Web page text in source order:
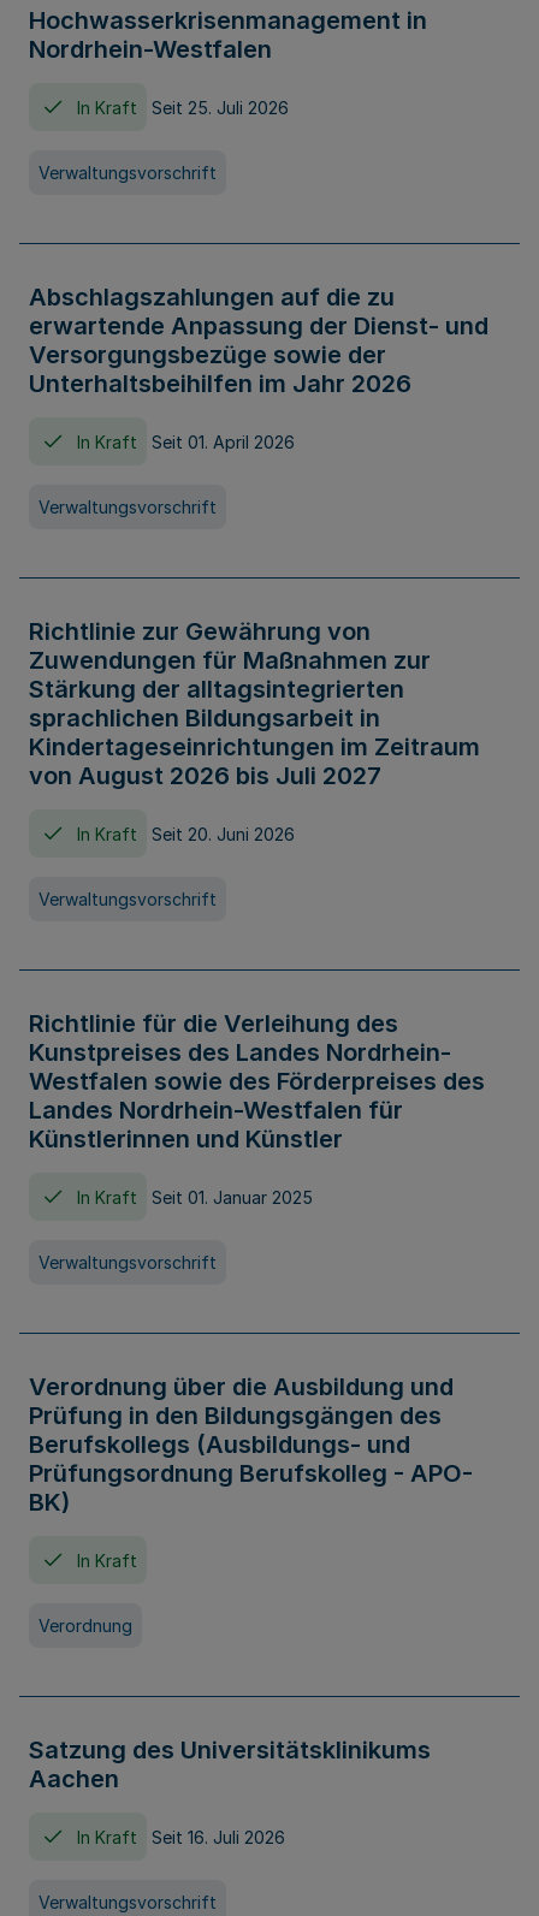
Hochwasserkrisenmanagement in
Nordrhein-Westfalen
In Kraft Seit 25. Juli 2026
Verwaltungsvorschrift
Abschlagszahlungen auf die zu
erwartende Anpassung der Dienst- und
Versorgungsbezüge sowie der
Unterhaltsbeihilfen im Jahr 2026
In Kraft Seit 01. April 2026
Verwaltungsvorschrift
Richtlinie zur Gewährung von
Zuwendungen für Maßnahmen zur
Stärkung der alltagsintegrierten
sprachlichen Bildungsarbeit in
Kindertageseinrichtungen im Zeitraum
von August 2026 bis Juli 2027
In Kraft Seit 20. Juni 2026
Verwaltungsvorschrift
Richtlinie für die Verleihung des
Kunstpreises des Landes Nordrhein-
Westfalen sowie des Förderpreises des
Landes Nordrhein-Westfalen für
Künstlerinnen und Künstler
In Kraft Seit 01. Januar 2025
Verwaltungsvorschrift
Verordnung über die Ausbildung und
Prüfung in den Bildungsgängen des
Berufskollegs (Ausbildungs- und
Prüfungsordnung Berufskolleg - APO-
BK)
In Kraft
Verordnung
Satzung des Universitätsklinikums
Aachen
In Kraft Seit 16. Juli 2026
Verwaltungsvorschrift